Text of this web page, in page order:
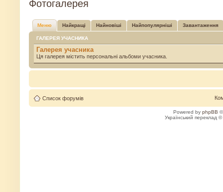
Фотогалерея
Меню Найкращі Найновіші Найпопулярніші Завантаження
ГАЛЕРЕЯ УЧАСНИКА
Галерея учасника
Ця галерея містить персональні альбоми учасника.
Список форумів
Powered by phpBB
Український переклад